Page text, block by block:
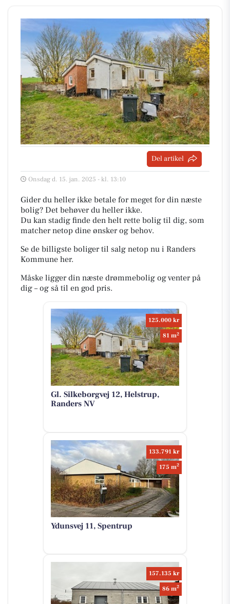
Del artikel
Onsdag d. 15. jan. 2025 - kl. 13:10
Gider du heller ikke betale for meget for din næste
bolig? Det behøver du heller ikke.
Du kan stadig finde den helt rette bolig til dig, som
matcher netop dine ønsker og behov.
Se de billigste boliger til salg netop nu i Randers
Kommune her.
Måske ligger din næste drømmebolig og venter på
dig – og så til en god pris.
125.000 kr
81 m2
Gl. Silkeborgvej 12, Helstrup,
Randers NV
133.791 kr
175 m2
Ydunsvej 11, Spentrup
157.135 kr
86 m2